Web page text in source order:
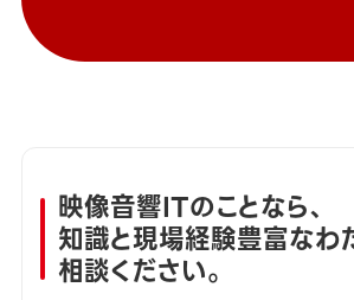
映像音響ITのことなら、
知識と現場経験豊富なわ
相談ください。